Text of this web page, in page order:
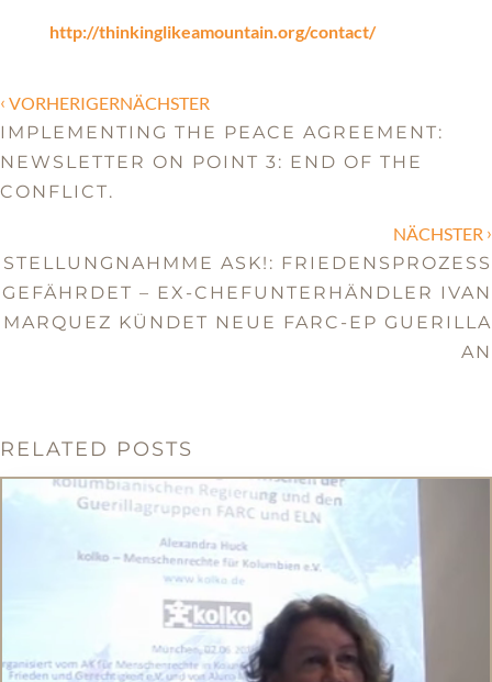
http://thinkinglikeamountain.org/contact/
‹ VORHERIGERNÄCHSTER
IMPLEMENTING THE PEACE AGREEMENT:
NEWSLETTER ON POINT 3: END OF THE
CONFLICT.
NÄCHSTER ›
STELLUNGNAHMME ASK!: FRIEDENSPROZESS
GEFÄHRDET – EX-CHEFUNTERHÄNDLER IVAN
MARQUEZ KÜNDET NEUE FARC-EP GUERILLA
AN
RELATED POSTS